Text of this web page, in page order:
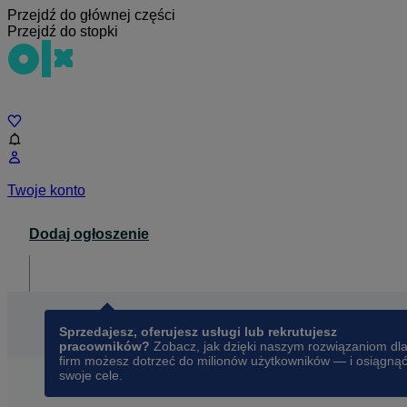
Przejdź do głównej części
Przejdź do stopki
Twoje konto
Dodaj ogłoszenie
Sprzedajesz, oferujesz usługi lub rekrutujesz
pracowników? Zobacz, jak dzięki naszym rozwiązaniom dla
firm możesz dotrzeć do milionów użytkowników — i osiągnąć
swoje cele.